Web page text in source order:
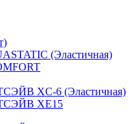
(Эластичная)
XC-6 (Эластичная)
XЕ15